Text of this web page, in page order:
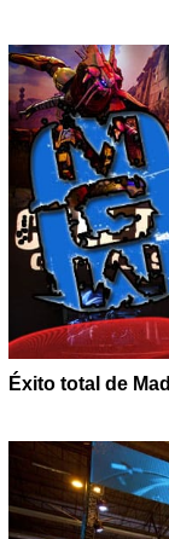
Éxito total de